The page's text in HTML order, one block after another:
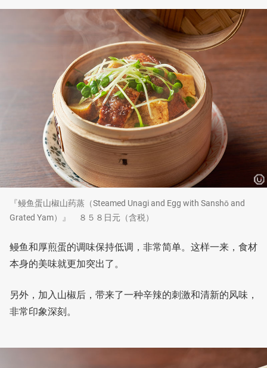
『鳗鱼蛋山椒山药蒸（Steamed Unagi and Egg with Sanshō and
Grated Yam）』 ８５８日元（含税）
鳗鱼和厚煎蛋的调味保持低调，非常简单。这样一来，食材
本身的美味就更加突出了。
另外，加入山椒后，带来了一种辛辣的刺激和清新的风味，
非常印象深刻。